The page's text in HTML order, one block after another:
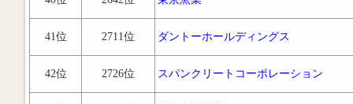
41位 2711位 ダントーホールディングス
42位 2726位 スパンクリートコーポレーション